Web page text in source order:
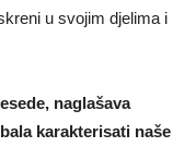
u svojim djelima i
naglašava
karakterisati naše